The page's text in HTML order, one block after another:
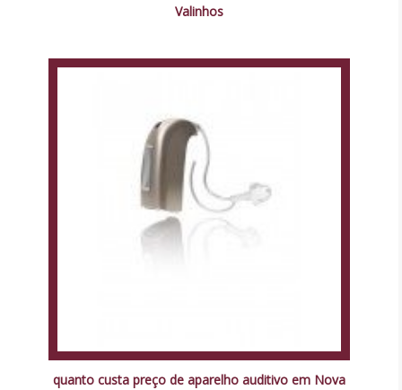
Valinhos
quanto custa preço de aparelho auditivo em Nova